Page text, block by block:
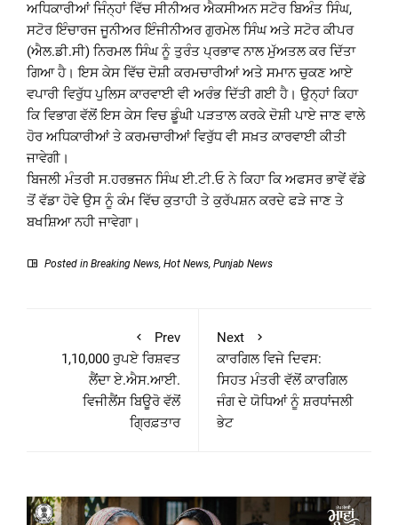
ਅਧਿਕਾਰੀਆਂ ਜਿੰਨ੍ਹਾਂ ਵਿੱਚ ਸੀਨੀਅਰ ਐਕਸੀਅਨ ਸਟੋਰ ਬਿਅੰਤ ਸਿੰਘ,
ਸਟੋਰ ਇੰਚਾਰਜ ਜੂਨੀਅਰ ਇੰਜੀਨੀਅਰ ਗੁਰਮੇਲ ਸਿੰਘ ਅਤੇ ਸਟੋਰ ਕੀਪਰ
(ਐਲ.ਡੀ.ਸੀ) ਨਿਰਮਲ ਸਿੰਘ ਨੂੰ ਤੁਰੰਤ ਪ੍ਰਭਾਵ ਨਾਲ ਮੁੱਅਤਲ ਕਰ ਦਿੱਤਾ
ਗਿਆ ਹੈ। ਇਸ ਕੇਸ ਵਿੱਚ ਦੋਸ਼ੀ ਕਰਮਚਾਰੀਆਂ ਅਤੇ ਸਮਾਨ ਚੁਕਣ ਆਏ
ਵਪਾਰੀ ਵਿਰੁੱਧ ਪੁਲਿਸ ਕਾਰਵਾਈ ਵੀ ਅਰੰਭ ਦਿੱਤੀ ਗਈ ਹੈ। ਉਨ੍ਹਾਂ ਕਿਹਾ
ਕਿ ਵਿਭਾਗ ਵੱਲੋਂ ਇਸ ਕੇਸ ਵਿਚ ਡੂੰਘੀ ਪੜਤਾਲ ਕਰਕੇ ਦੋਸ਼ੀ ਪਾਏ ਜਾਣ ਵਾਲੇ
ਹੋਰ ਅਧਿਕਾਰੀਆਂ ਤੇ ਕਰਮਚਾਰੀਆਂ ਵਿਰੁੱਧ ਵੀ ਸਖ਼ਤ ਕਾਰਵਾਈ ਕੀਤੀ
ਜਾਵੇਗੀ।
ਬਿਜਲੀ ਮੰਤਰੀ ਸ.ਹਰਭਜਨ ਸਿੰਘ ਈ.ਟੀ.ਓ ਨੇ ਕਿਹਾ ਕਿ ਅਫਸਰ ਭਾਵੇਂ ਵੱਡੇ
ਤੋਂ ਵੱਡਾ ਹੋਵੇ ਉਸ ਨੂੰ ਕੰਮ ਵਿੱਚ ਕੁਤਾਹੀ ਤੇ ਕੁਰੱਪਸ਼ਨ ਕਰਦੇ ਫੜੇ ਜਾਣ ਤੇ
ਬਖਸ਼ਿਆ ਨਹੀ ਜਾਵੇਗਾ।
Posted in Breaking News, Hot News, Punjab News
Prev
1,10,000 ਰੁਪਏ ਰਿਸ਼ਵਤ
ਲੈਂਦਾ ਏ.ਐਸ.ਆਈ.
ਵਿਜੀਲੈਂਸ ਬਿਊਰੋ ਵੱਲੋਂ
ਗ੍ਰਿਫ਼ਤਾਰ
Next
ਕਾਰਗਿਲ ਵਿਜੇ ਦਿਵਸ:
ਸਿਹਤ ਮੰਤਰੀ ਵੱਲੋਂ ਕਾਰਗਿਲ
ਜੰਗ ਦੇ ਯੋਧਿਆਂ ਨੂੰ ਸ਼ਰਧਾਂਜਲੀ
ਭੇਟ